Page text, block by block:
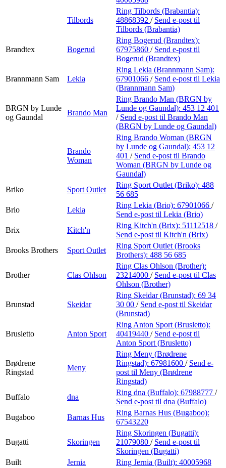
Tilbords
Ring Tilbords (Brabantia):
48868392 / Send e-post til
Tilbords (Brabantia)
Brandtex Bogerud
Ring Bogerud (Brandtex):
67975860 / Send e-post til
Bogerud (Brandtex)
Brannmann Sam Lekia
Ring Lekia (Brannmann Sam):
67901066 / Send e-post til Lekia
(Brannmann Sam)
BRGN by Lunde
og Gaundal
Brando Man
Ring Brando Man (BRGN by
Lunde og Gaundal): 453 12 401
/ Send e-post til Brando Man
(BRGN by Lunde og Gaundal)
Brando
Woman
Ring Brando Woman (BRGN
by Lunde og Gaundal): 453 12
401 / Send e-post til Brando
Woman (BRGN by Lunde og
Gaundal)
Briko
Sport Outlet
Ring Sport Outlet (Briko): 488
56 685
Brio
Lekia
Ring Lekia (Brio): 67901066 /
Send e-post til Lekia (Brio)
Brix
Kitch'n
Ring Kitch'n (Brix): 51112518 /
Send e-post til Kitch'n (Brix)
Brooks Brothers
Sport Outlet
Ring Sport Outlet (Brooks
Brothers): 488 56 685
Brother Clas Ohlson
Ring Clas Ohlson (Brother):
23214000 / Send e-post til Clas
Ohlson (Brother)
Brunstad Skeidar
Ring Skeidar (Brunstad): 69 34
30 00 / Send e-post til Skeidar
(Brunstad)
Brusletto Anton Sport
Ring Anton Sport (Brusletto):
40419440 / Send e-post til
Anton Sport (Brusletto)
Brødrene
Ringstad
Meny
Ring Meny (Brødrene
Ringstad): 67981600 / Send e-
post til Meny (Brødrene
Ringstad)
Buffalo
dna
Ring dna (Buffalo): 67988777 /
Send e-post til dna (Buffalo)
Bugaboo
Barnas Hus
Ring Barnas Hus (Bugaboo):
67543220
Bugatti Skoringen
Ring Skoringen (Bugatti):
21079080 / Send e-post til
Skoringen (Bugatti)
Built
Jernia Ring Jernia (Built): 40005968